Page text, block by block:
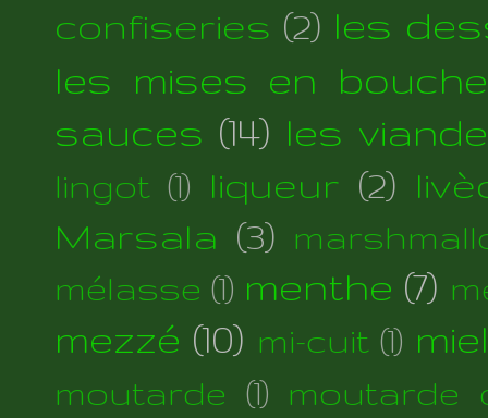
confiseries (2) les
les mises en bouche
sauces (14) les
lingot (1) liqueur (2)
Marsala (3)
mélasse (1) menthe (7)
mezzé (10) mi-cuit (1) miel
moutarde (1) moutarde